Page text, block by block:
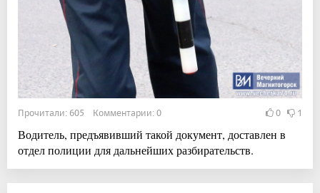
Прочитали: 605 Комментарии: 0 0 1
Водитель, предъявивший такой документ, доставлен в
отдел полиции для дальнейших разбирательств.